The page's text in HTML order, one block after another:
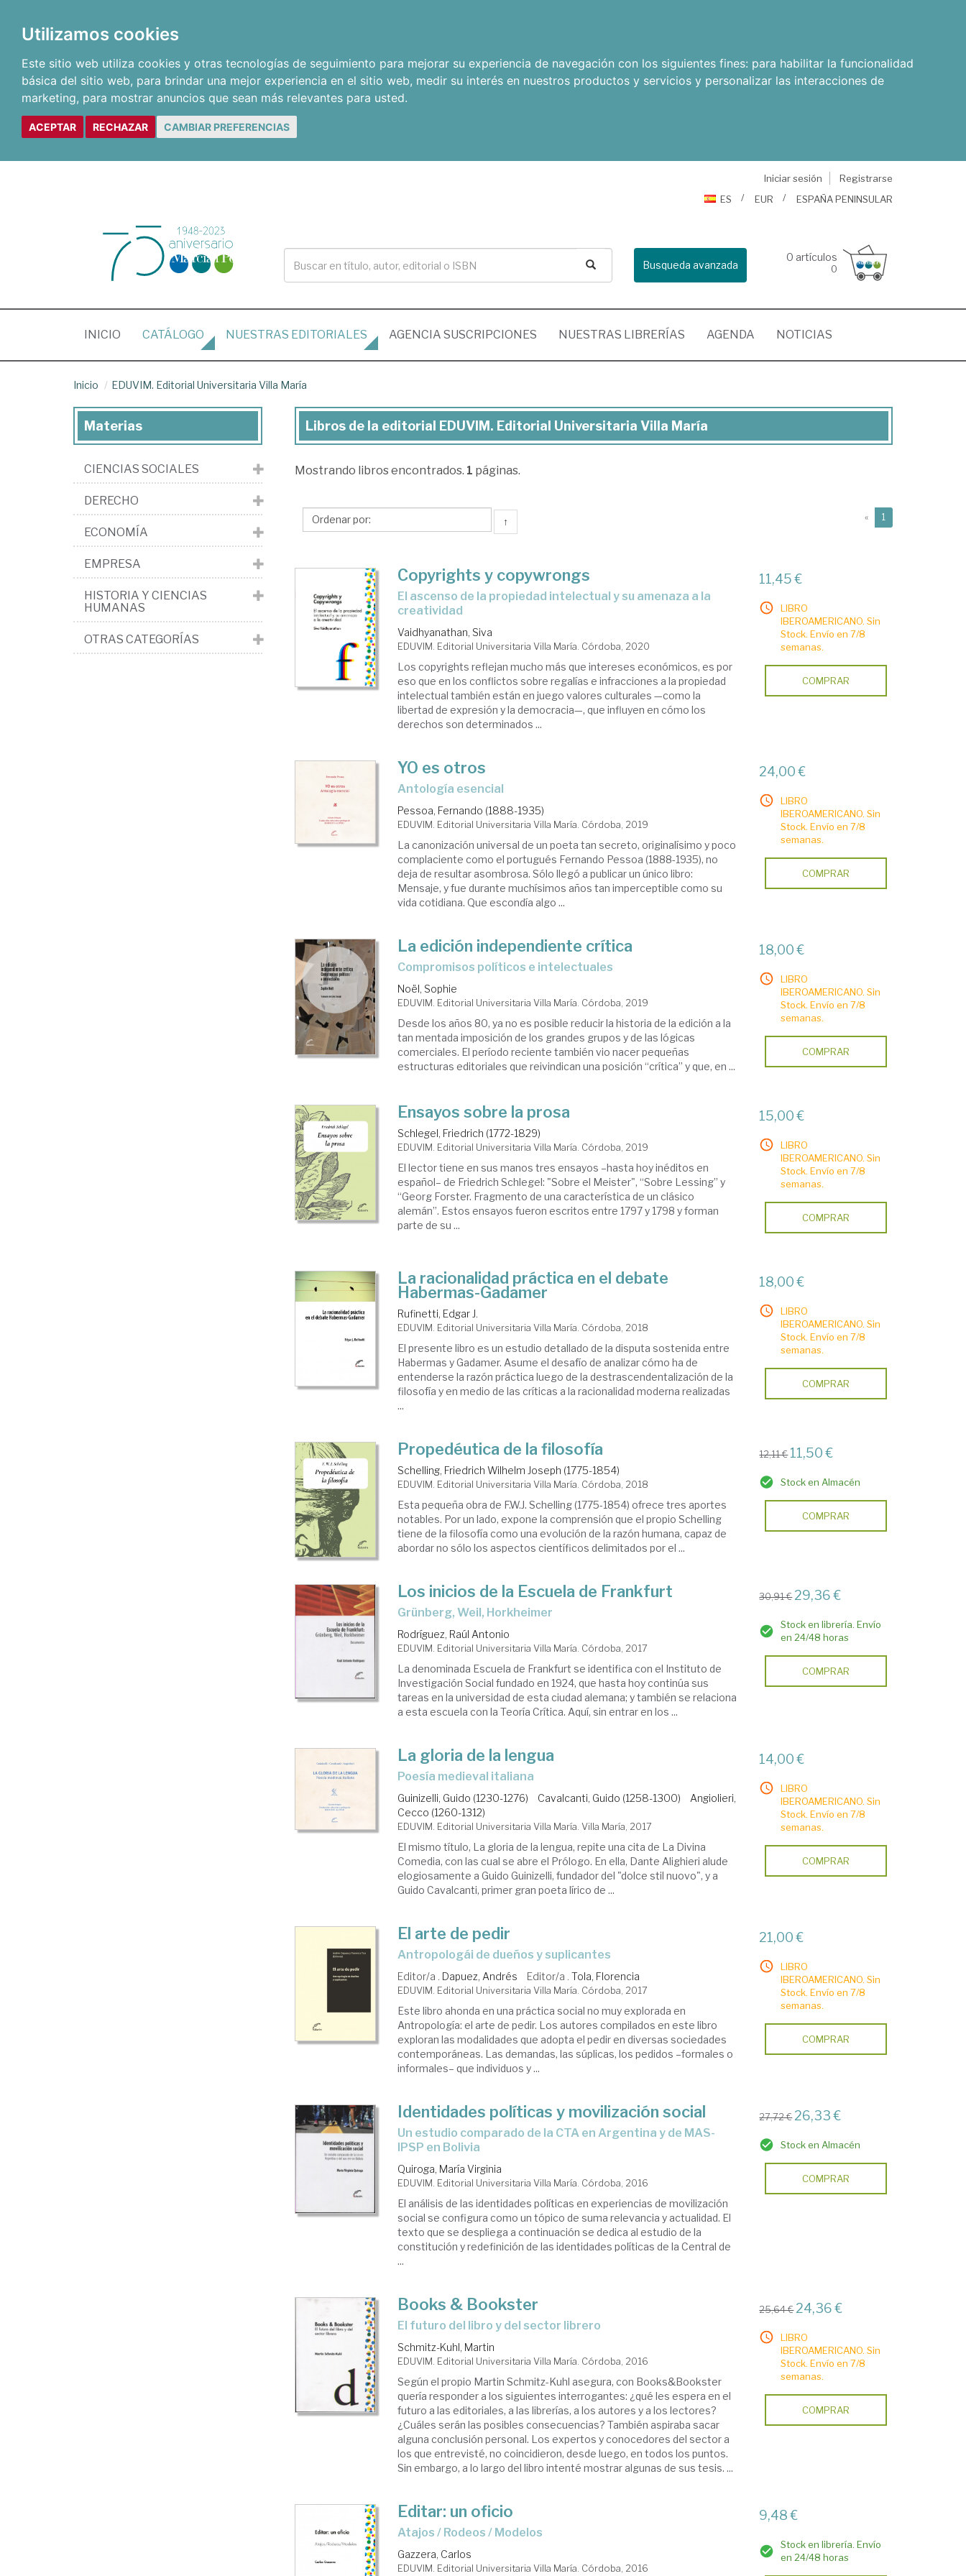
Utilizamos cookies
Este sitio web utiliza cookies y otras tecnologías de seguimiento para mejorar su experiencia de navegación con los siguientes fines: para habilitar la funcionalidad
básica del sitio web, para brindar una mejor experiencia en el sitio web, medir su interés en nuestros productos y servicios y personalizar las interacciones de
marketing, para mostrar anuncios que sean más relevantes para usted.
ACEPTAR RECHAZAR CAMBIAR PREFERENCIAS
Iniciar sesión
Registrarse
ES
EUR ESPAÑA PENINSULAR
Busqueda avanzada
0 artículos
0
INICIO (CURRENT)
CATÁLOGO NUESTRAS EDITORIALES AGENCIA SUSCRIPCIONES NUESTRAS LIBRERÍAS AGENDA NOTICIAS
Inicio EDUVIM. Editorial Universitaria Villa María
Libros
la
EDUVIM.
Universitaria
María
Libros de la editorial EDUVIM. Editorial Universitaria Villa María
Mostrando libros encontrados. 1 páginas.
↑ « 1
Copyrights y copywrongs
el ascenso de la propiedad intelectual y su amenaza a la
creatividad
Vaidhyanathan, Siva
EDUVIM. Editorial Universitaria Villa María. Córdoba, 2020
Los copyrights reflejan mucho más que intereses económicos, es por
eso que en los conflictos sobre regalías e infracciones a la propiedad
intelectual también están en juego valores culturales —como la
libertad de expresión y la democracia—, que influyen en cómo los
derechos son determinados ...
11,45 €
LIBRO
IBEROAMERICANO. Sin
Stock. Envío en 7/8
semanas.
COMPRAR
YO es otros
Antología esencial
Pessoa, Fernando (1888-1935)
EDUVIM. Editorial Universitaria Villa María. Córdoba, 2019
La canonización universal de un poeta tan secreto, originalísimo y poco
complaciente como el portugués Fernando Pessoa (1888-1935), no
deja de resultar asombrosa. Sólo llegó a publicar un único libro:
Mensaje, y fue durante muchísimos años tan imperceptible como su
vida cotidiana. Que escondía algo ...
24,00 €
LIBRO
IBEROAMERICANO. Sin
Stock. Envío en 7/8
semanas.
COMPRAR
La edición independiente crítica
compromisos políticos e intelectuales
Noël, Sophie
EDUVIM. Editorial Universitaria Villa María. Córdoba, 2019
Desde los años 80, ya no es posible reducir la historia de la edición a la
tan mentada imposición de los grandes grupos y de las lógicas
comerciales. El período reciente también vio nacer pequeñas
estructuras editoriales que reivindican una posición “crítica” y que, en ...
18,00 €
LIBRO
IBEROAMERICANO. Sin
Stock. Envío en 7/8
semanas.
COMPRAR
Ensayos sobre la prosa
Schlegel, Friedrich (1772-1829)
EDUVIM. Editorial Universitaria Villa María. Córdoba, 2019
El lector tiene en sus manos tres ensayos –hasta hoy inéditos en
español– de Friedrich Schlegel: "Sobre el Meister", “Sobre Lessing” y
“Georg Forster. Fragmento de una característica de un clásico
alemán”. Estos ensayos fueron escritos entre 1797 y 1798 y forman
parte de su ...
15,00 €
LIBRO
IBEROAMERICANO. Sin
Stock. Envío en 7/8
semanas.
COMPRAR
La racionalidad práctica en el debate
Habermas-Gadamer
Rufinetti, Edgar J.
EDUVIM. Editorial Universitaria Villa María. Córdoba, 2018
El presente libro es un estudio detallado de la disputa sostenida entre
Habermas y Gadamer. Asume el desafío de analizar cómo ha de
entenderse la razón práctica luego de la destrascendentalización de la
filosofía y en medio de las críticas a la racionalidad moderna realizadas
...
18,00 €
LIBRO
IBEROAMERICANO. Sin
Stock. Envío en 7/8
semanas.
COMPRAR
Propedéutica de la filosofía
Schelling, Friedrich Wilhelm Joseph (1775-1854)
EDUVIM. Editorial Universitaria Villa María. Córdoba, 2018
Esta pequeña obra de F.W.J. Schelling (1775-1854) ofrece tres aportes
notables. Por un lado, expone la comprensión que el propio Schelling
tiene de la filosofía como una evolución de la razón humana, capaz de
abordar no sólo los aspectos científicos delimitados por el ...
12,11 € 11,50 €
Stock en Almacén
COMPRAR
Los inicios de la Escuela de Frankfurt
Grünberg, Weil, Horkheimer
Rodríguez, Raúl Antonio
EDUVIM. Editorial Universitaria Villa María. Córdoba, 2017
La denominada Escuela de Frankfurt se identifica con el Instituto de
Investigación Social fundado en 1924, que hasta hoy continúa sus
tareas en la universidad de esta ciudad alemana; y también se relaciona
a esta escuela con la Teoría Crítica. Aquí, sin entrar en los ...
30,91 € 29,36 €
Stock en librería. Envío
en 24/48 horas
COMPRAR
La gloria de la lengua
poesía medieval italiana
Guinizelli, Guido (1230-1276) Cavalcanti, Guido (1258-1300)
Angiolieri,
Cecco (1260-1312)
EDUVIM. Editorial Universitaria Villa María. Villa María, 2017
El mismo título, La gloria de la lengua, repite una cita de La Divina
Comedia, con las cual se abre el Prólogo. En ella, Dante Alighieri alude
elogiosamente a Guido Guinizelli, fundador del "dolce stil nuovo", y a
Guido Cavalcanti, primer gran poeta lírico de ...
14,00 €
LIBRO
IBEROAMERICANO. Sin
Stock. Envío en 7/8
semanas.
COMPRAR
El arte de pedir
antropologái de dueños y suplicantes
Editor/a . Dapuez, Andrés Editor/a .Tola, Florencia
EDUVIM. Editorial Universitaria Villa María. Córdoba, 2017
Este libro ahonda en una práctica social no muy explorada en
Antropología: el arte de pedir. Los autores compilados en este libro
exploran las modalidades que adopta el pedir en diversas sociedades
contemporáneas. Las demandas, las súplicas, los pedidos –formales o
informales– que individuos y ...
21,00 €
LIBRO
IBEROAMERICANO. Sin
Stock. Envío en 7/8
semanas.
COMPRAR
Identidades políticas y movilización social
un estudio comparado de la CTA en Argentina y de MAS-
IPSP en Bolivia
Quiroga, María Virginia
EDUVIM. Editorial Universitaria Villa María. Córdoba, 2016
El análisis de las identidades políticas en experiencias de movilización
social se configura como un tópico de suma relevancia y actualidad. El
texto que se despliega a continuación se dedica al estudio de la
constitución y redefinición de las identidades políticas de la Central de
...
27,72 € 26,33 €
Stock en Almacén
COMPRAR
Books & Bookster
el futuro del libro y del sector librero
Schmitz-Kuhl, Martin
EDUVIM. Editorial Universitaria Villa María. Córdoba, 2016
Según el propio Martin Schmitz-Kuhl asegura, con Books&Bookster
quería responder a los siguientes interrogantes: ¿qué les espera en el
futuro a las editoriales, a las librerías, a los autores y a los lectores?
¿Cuáles serán las posibles consecuencias? También aspiraba sacar
alguna conclusión personal. Los expertos y conocedores del sector a
los que entrevisté, no coincidieron, desde luego, en todos los puntos.
Sin embargo, a lo largo del libro intenté mostrar algunas de sus tesis. ...
25,64 € 24,36 €
LIBRO
IBEROAMERICANO. Sin
Stock. Envío en 7/8
semanas.
COMPRAR
Editar: un oficio
Atajos / Rodeos / Modelos
Gazzera, Carlos
EDUVIM. Editorial Universitaria Villa María. Córdoba, 2016
9,48 €
Stock en librería. Envío
en 24/48 horas
Materias
CIENCIAS SOCIALES
DERECHO
ECONOMÍA
EMPRESA
HISTORIA Y CIENCIAS
HUMANAS
OTRAS CATEGORÍAS